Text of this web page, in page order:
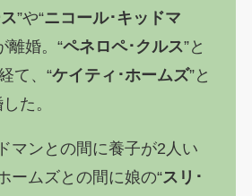
”や“ニコール･キッドマ
離婚。“ペネロペ･クルス”と
て、“ケイティ･ホームズ”と
た。
マンとの間に養子が2人い
ームズとの間に娘の“スリ･